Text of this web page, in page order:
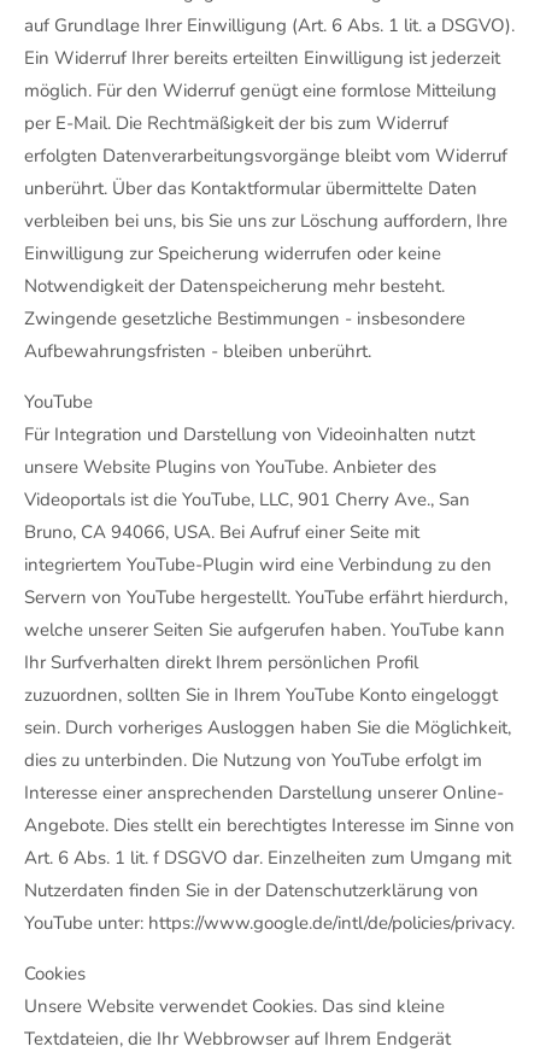
auf Grundlage Ihrer Einwilligung (Art. 6 Abs. 1 lit. a DSGVO).
Ein Widerruf Ihrer bereits erteilten Einwilligung ist jederzeit
möglich. Für den Widerruf genügt eine formlose Mitteilung
per E-Mail. Die Rechtmäßigkeit der bis zum Widerruf
erfolgten Datenverarbeitungsvorgänge bleibt vom Widerruf
unberührt. Über das Kontaktformular übermittelte Daten
verbleiben bei uns, bis Sie uns zur Löschung auffordern, Ihre
Einwilligung zur Speicherung widerrufen oder keine
Notwendigkeit der Datenspeicherung mehr besteht.
Zwingende gesetzliche Bestimmungen - insbesondere
Aufbewahrungsfristen - bleiben unberührt.
YouTube
Für Integration und Darstellung von Videoinhalten nutzt
unsere Website Plugins von YouTube. Anbieter des
Videoportals ist die YouTube, LLC, 901 Cherry Ave., San
Bruno, CA 94066, USA. Bei Aufruf einer Seite mit
integriertem YouTube-Plugin wird eine Verbindung zu den
Servern von YouTube hergestellt. YouTube erfährt hierdurch,
welche unserer Seiten Sie aufgerufen haben. YouTube kann
Ihr Surfverhalten direkt Ihrem persönlichen Profil
zuzuordnen, sollten Sie in Ihrem YouTube Konto eingeloggt
sein. Durch vorheriges Ausloggen haben Sie die Möglichkeit,
dies zu unterbinden. Die Nutzung von YouTube erfolgt im
Interesse einer ansprechenden Darstellung unserer Online-
Angebote. Dies stellt ein berechtigtes Interesse im Sinne von
Art. 6 Abs. 1 lit. f DSGVO dar. Einzelheiten zum Umgang mit
Nutzerdaten finden Sie in der Datenschutzerklärung von
YouTube unter: https://www.google.de/intl/de/policies/privacy.
Cookies
Unsere Website verwendet Cookies. Das sind kleine
Textdateien, die Ihr Webbrowser auf Ihrem Endgerät